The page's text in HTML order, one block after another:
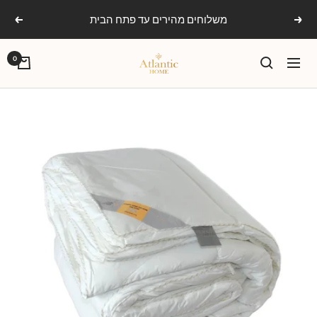
content
הקודם משלוחים מהירים עד פתח הבית הבא
ניווט
אטלנטיק
0